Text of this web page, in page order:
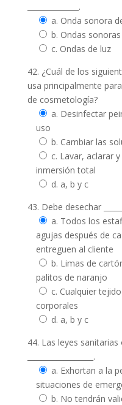
______________.
a. Onda sonora
b. Ondas
c. Ondas de luz
42. ¿Cuál de los
usa principalmente
de cosmetología?
a. Desinfectar
uso
b. Cambiar las
c. Lavar, aclarar
inmersión total
d. a, b y c
43. Debe desechar
a. Todos los
agujas después de
entreguen al cliente
b. Limas de
palitos de naranjo
c. Cualquier
corporales
d. a, b y c
44. Las leyes
__________________.
a. Exhortan a la
situaciones de
b. No tendrán